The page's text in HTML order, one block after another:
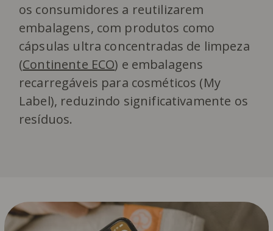
os consumidores a reutilizarem
embalagens, com produtos como
cápsulas ultra concentradas de limpeza
(Continente ECO) e embalagens
recarregáveis para cosméticos (My
Label), reduzindo significativamente os
resíduos.